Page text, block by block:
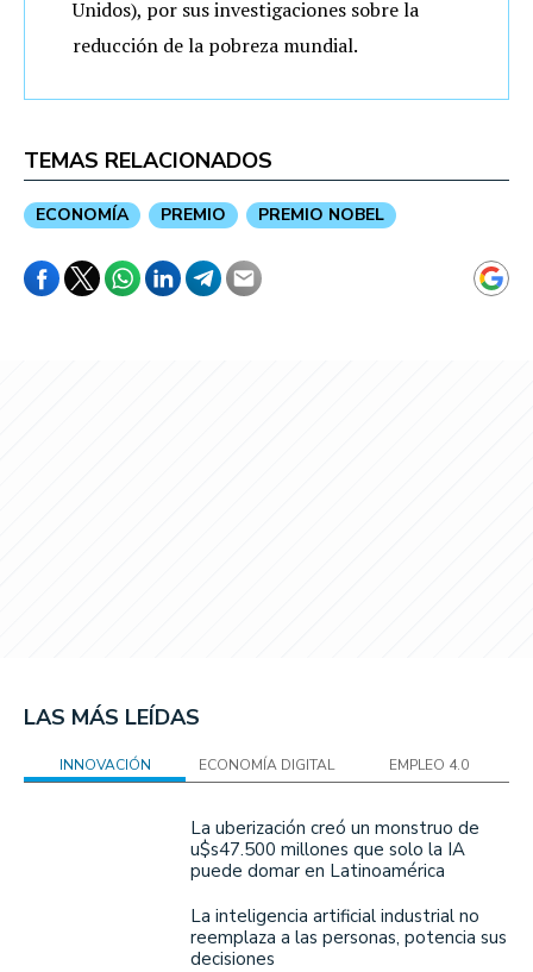
Unidos), por sus investigaciones sobre la
reducción de la pobreza mundial.
TEMAS RELACIONADOS
ECONOMÍA PREMIO PREMIO NOBEL
LAS MÁS LEÍDAS
INNOVACIÓN ECONOMÍA DIGITAL EMPLEO 4.0
La uberización creó un monstruo de
u$s47.500 millones que solo la IA
puede domar en Latinoamérica
La inteligencia artificial industrial no
reemplaza a las personas, potencia sus
decisiones